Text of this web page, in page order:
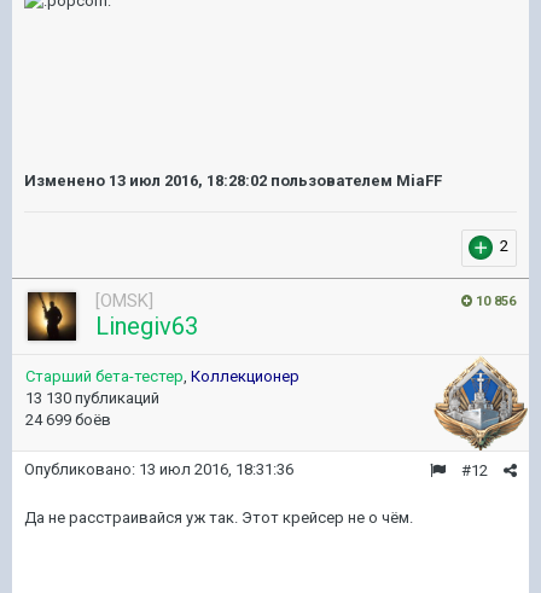
Изменено 13 июл 2016, 18:28:02 пользователем MiaFF
2
10 856
[OMSK]
Linegiv63
Старший бета-тестер, Коллекционер
13 130 публикаций
24 699 боёв
#12
Опубликовано: 13 июл 2016, 18:31:36
Да не расстраивайся уж так. Этот крейсер не о чём.